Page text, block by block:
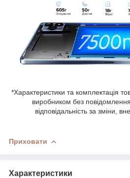
*Характеристики та комплектація
виробником без
відповідальність за зміни,
Приховати
Характеристики